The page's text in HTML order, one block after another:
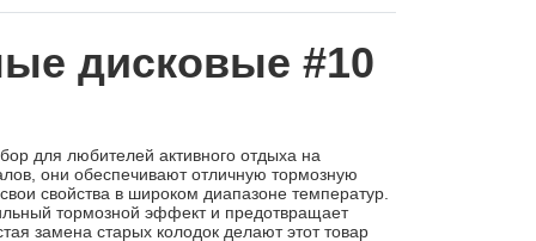
дисковые #10
для любителей активного отдыха на
они обеспечивают отличную тормозную
свойства в широком диапазоне температур.
тормозной эффект и предотвращает
замена старых колодок делают этот товар